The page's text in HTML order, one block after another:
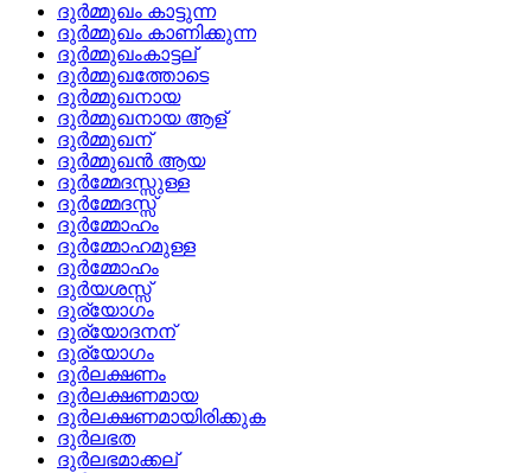
ദുര്‍മ്മുഖം കാട്ടുന്ന
ദുര്‍മ്മുഖം കാണിക്കുന്ന
ദുര്‍മ്മുഖംകാട്ടല്
ദുര്‍മ്മുഖത്തോടെ
ദുര്‍മ്മുഖനായ
ദുര്‍മ്മുഖനായ ആള്
ദുര്‍മ്മുഖന്
ദുര്‍മ്മുഖന്‍ ആയ
ദുര്‍മ്മേദസ്സുള്ള
ദുര്‍മ്മേദസ്സ്
ദുര്‍മ്മോഹം
ദുര്‍മ്മോഹമുള്ള
ദുര്‍മ്മോഹം
ദുര്‍യശസ്സ്
ദുര്യോഗം
ദുര്യോദനന്
ദുര്യോഗം
ദുര്‍ലക്ഷണം
ദുര്‍ലക്ഷണമായ
ദുര്‍ലക്ഷണമായിരിക്കുക
ദുര്‍ലഭത
ദുര്‍ലഭമാക്കല്